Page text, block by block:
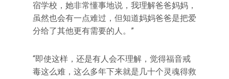
宿学校，她非常懂事地说，我理解爸爸妈妈，
虽然也会有一点难过，但知道妈妈爸爸是把爱
分给了其他更有需要的人。”
“即使这样，还是有人会不理解，觉得福音戒
毒这么难，这么多年下来就是几十个灵魂得救